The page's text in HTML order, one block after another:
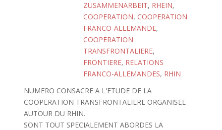
ZUSAMMENARBEIT, RHEIN,
COOPERATION, COOPERATION
FRANCO-ALLEMANDE,
COOPERATION
TRANSFRONTALIERE,
FRONTIERE, RELATIONS
FRANCO-ALLEMANDES, RHIN
NUMERO CONSACRE A L'ETUDE DE LA
COOPERATION TRANSFRONTALIERE ORGANISEE
AUTOUR DU RHIN.
SONT TOUT SPECIALEMENT ABORDES LA